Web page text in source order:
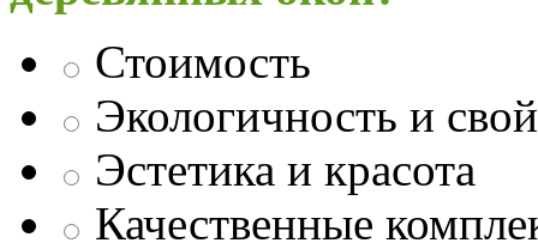
Стоимость
Экологичность и
Эстетика и красота
Качественные